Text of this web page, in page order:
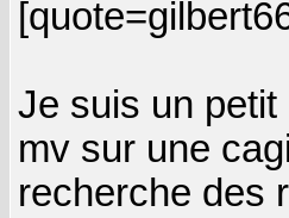
Je suis un
mv sur une
recherche des